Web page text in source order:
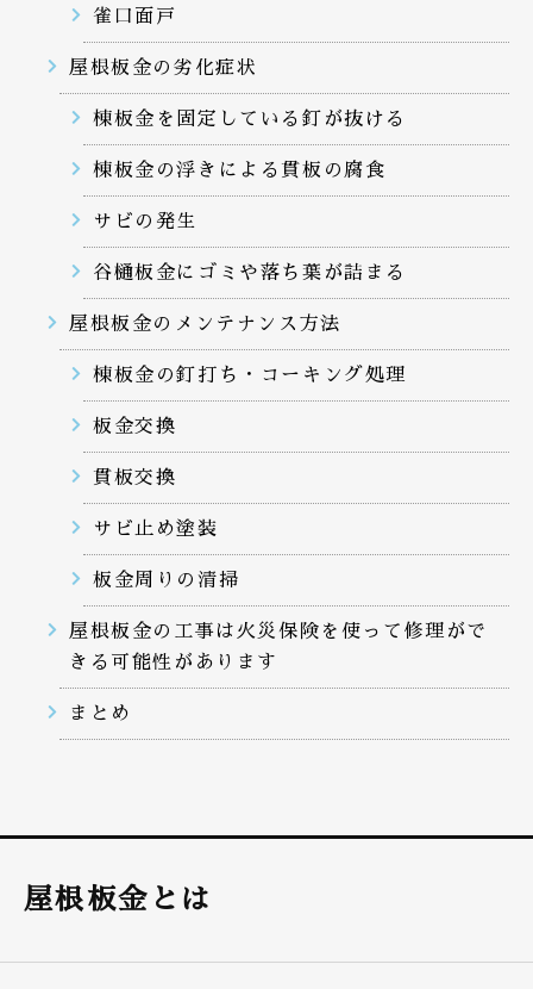
雀口面戸
屋根板金の劣化症状
棟板金を固定している釘が抜ける
棟板金の浮きによる貫板の腐食
サビの発生
谷樋板金にゴミや落ち葉が詰まる
屋根板金のメンテナンス方法
棟板金の釘打ち・コーキング処理
板金交換
貫板交換
サビ止め塗装
板金周りの清掃
屋根板金の工事は火災保険を使って修理がで
きる可能性があります
まとめ
屋根板金とは